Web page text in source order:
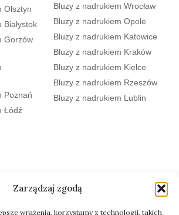
Zarządzaj zgodą
wrażenia, korzystamy z technologii, takich
Olsztyn
Gorzów
Poznań
Łódź
Bluzy z nadrukiem Wrocław
Bluzy z nadrukiem Opole
Bluzy z nadrukiem Katowice
Bluzy z nadrukiem Kraków
Bluzy z nadrukiem Kielce
Bluzy z nadrukiem Rzeszów
Bluzy z nadrukiem Lublin